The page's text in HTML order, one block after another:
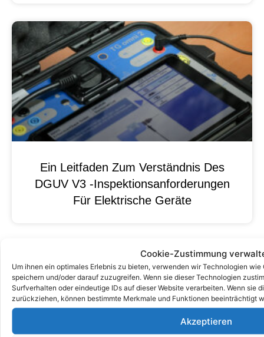
Cookie-Zustimmung
Um ihnen ein optimales Erlebnis zu bieten, verwenden wir Technologien
speichern und/oder darauf zuzugreifen. Wenn sie dieser Technologien
Surfverhalten oder eindeutige IDs auf dieser Website verarbeiten. Wenn sie
zurückziehen, können bestimmte Merkmale und Funktionen beeinträchtigt
Akzeptieren
Ein Leitfaden Zum Verständnis Des
DGUV V3 -Inspektionsanforderungen
Für Elektrische Geräte